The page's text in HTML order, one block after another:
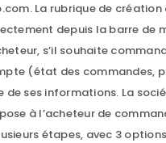
La rubrique de
depuis la barre de
s’il souhaite
(état des commandes,
de ses informations. La
à l’acheteur de
étapes, avec 3